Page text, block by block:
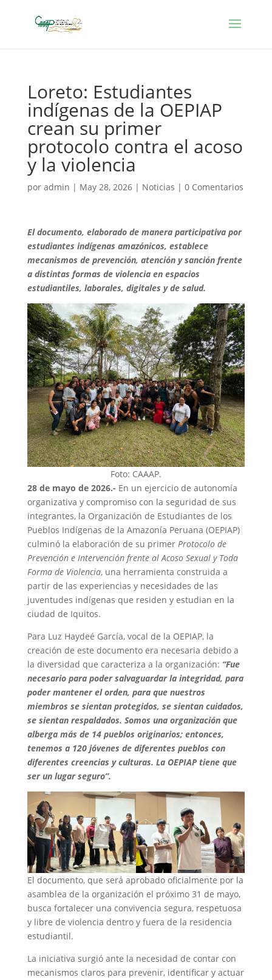
Loreto: Estudiantes
indígenas de la OEPIAP
crean su primer
protocolo contra el acoso
y la violencia
por admin | May 28, 2026| Noticias | 0 Comentarios
El documento, elaborado de manera participativa por
estudiantes indígenas amazónicos, establece
mecanismos de prevención, atención y sanción frente
a distintas formas de violencia en espacios
estudiantiles, laborales, digitales y de salud.
Foto: CAAAP.
28 de mayo de 2026.- En un ejercicio de autonomía
organizativa y compromiso con la seguridad de sus
integrantes, la Organización de Estudiantes de los
Pueblos Indígenas de la Amazonía Peruana (OEPIAP)
culminó la elaboración de su primer Protocolo de
Prevención e Intervención frente al Acoso Sexual y Toda
Forma de Violencia, una herramienta construida a
partir de las experiencias y necesidades de las
juventudes indígenas que residen y estudian en la
ciudad de Iquitos.
Para Luz Haydeé García, vocal de la OEPIAP, la
creación de este documento era necesaria debido a
la diversidad que caracteriza a la organización: “Fue
necesario para poder salvaguardar la integridad, para
poder mantener el orden, para que nuestros
miembros se sientan protegidos, se sientan cuidados,
se sientan respaldados. Somos una organización que
alberga más de 14 pueblos originarios; entonces,
tenemos a 120 jóvenes de diferentes pueblos con
diferentes creencias y culturas. La OEPIAP tiene que
ser un lugar seguro”.
El documento, que será aprobado oficialmente por la
asamblea de la organización el próximo 31 de mayo,
busca fortalecer una convivencia segura, respetuosa
y libre de violencia dentro y fuera de la residencia
estudiantil.
La iniciativa surgió ante la necesidad de contar con
mecanismos claros para prevenir, identificar y actuar